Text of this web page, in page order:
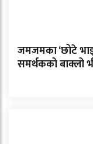
जमजमका ‘छोटे
समर्थकको बाक्लो